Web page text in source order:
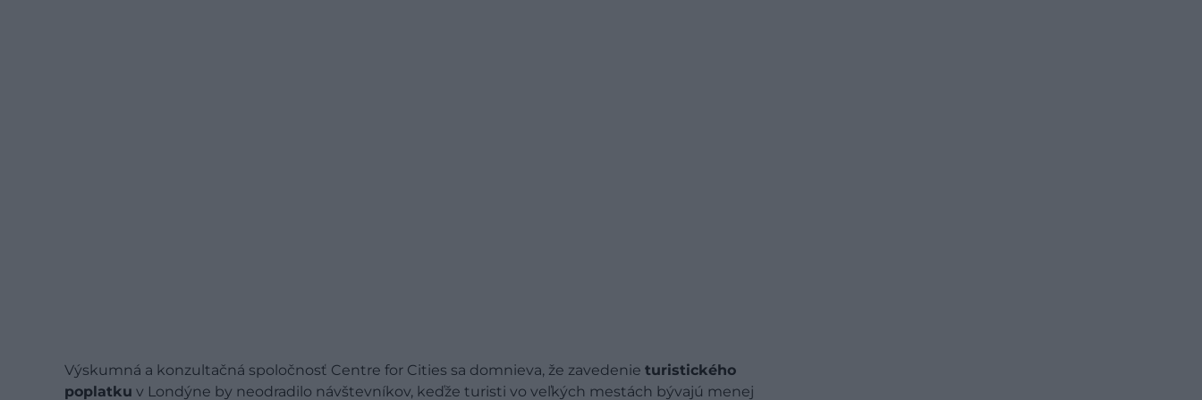
Výskumná a konzultačná spoločnosť Centre for Cities sa domnieva, že zavedenie turistického
poplatku v Londýne by neodradilo návštevníkov, keďže turisti vo veľkých mestách bývajú menej